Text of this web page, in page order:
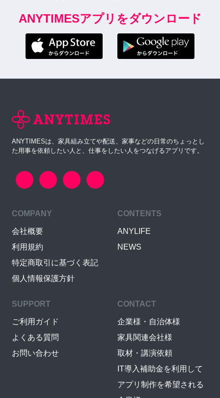
ANYTIMESアプリをダウンロード
ANYTIMESは、家具組み立てや配送、家事などの日常のちょっとし
た用事を依頼したい人と、仕事をしたい人をつなげるアプリです。
COMPANY
会社概要
利用規約
特定商取引に基づく表記
個人情報保護方針
CONTENTS
ANYLIFE
NEWS
SUPPORT
ご利用ガイド
よくある質問
お問い合わせ
CONTACT
企業様・自治体様
家具関連会社様
取材・講演依頼
IT導入補助金を利用して
アプリ制作を希望される